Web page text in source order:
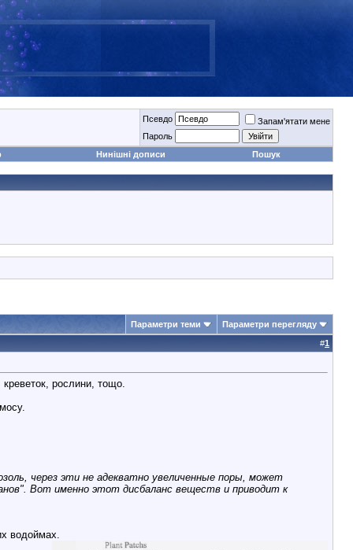
Псевдо
Запам'ятати мене
Пароль
Нинішні дописи Пошук
Параметри теми
Параметри перегляду
#1
креветок, рослини, тощо.
через эти не адекватно увеличенные поры, может
Вот именно этот дисбаланс веществ и приводит к
водоймах.